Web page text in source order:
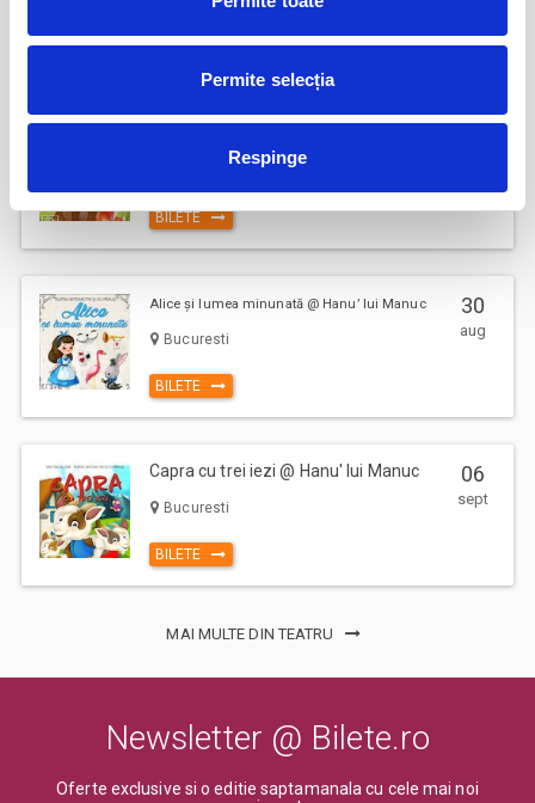
Permite selecția
Respinge
Prin cumpararea unui bilet sau abonament de pe site-ul nostru Bilete.ro,
cumparatorul se obliga sa respecte Regulile de participare si acces la
eveniment, precum si
Taxe servicii aplicabile per bilet:
Comision ticketing - 9%
Un bilet este valabil pentru o singura persoana. Toti participantii la
eveniment, adulti si copii, trebuie sa cumpere bilet sau abonament,
indiferent de varsta. (Mai putin cazurile unde este specificata gratuitate
in limita de varsta).
Va rugam sa respectati orele de acces in sala de spectacol sau in locul
de desfasurare a evenimentului inscriptionate pe bilet, pentru a evita
aglomerarea pe caile de acces sau deranjarea celorlalti spectatori
dupa inceperea spectacolului/evenimentului.
BILETE
Bucuresti
BILETE
Alice și lumea minunată @ Hanu’ lui Manuc
Bucuresti
BILETE
30
aug
Capra cu trei iezi @ Hanu' lui Manuc
Bucuresti
BILETE
06
sept
MAI MULTE DIN TEATRU
Newsletter @ Bilete.ro
Oferte exclusive si o editie saptamanala cu cele mai noi